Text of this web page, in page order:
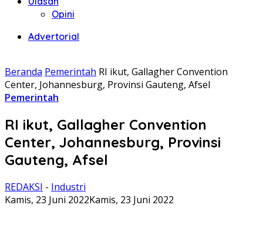
Opini
Advertorial
Beranda Pemerintah RI ikut, Gallagher Convention
Center, Johannesburg, Provinsi Gauteng, Afsel
Pemerintah
RI ikut, Gallagher Convention
Center, Johannesburg, Provinsi
Gauteng, Afsel
REDAKSI - Industri
Kamis, 23 Juni 2022Kamis, 23 Juni 2022